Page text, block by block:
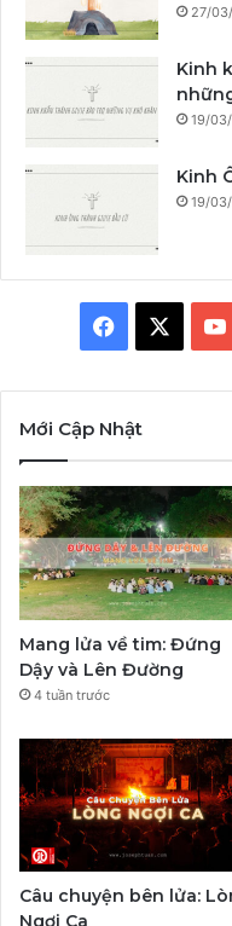
27/
Kinh
19/
Kinh
19/
c
b
o
o
k
Mới Cập Nhật
Mang lửa về tim: Đứng
Dậy và Lên Đường
4 tuần trước
Câu chuyện bên lửa:
Ngợi Ca